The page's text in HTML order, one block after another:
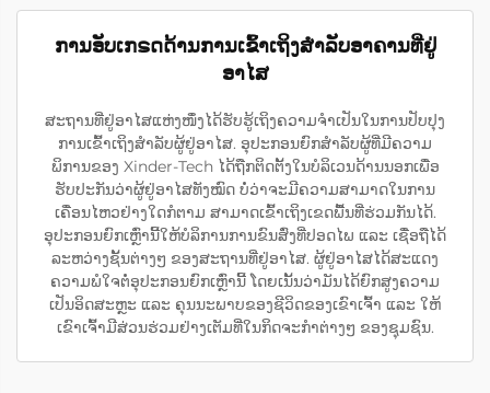
ການອັບເກຣດດ້ານການເຂົ້າເຖິງສຳລັບອາຄານທີ່ຢູ່
ອາໄສ
ສະຖານທີ່ຢູ່ອາໄສແຫ່ງໜຶ່ງໄດ້ຮັບຮູ້ເຖິງຄວາມຈຳເປັນໃນການປັບປຸງ
ການເຂົ້າເຖິງສຳລັບຜູ້ຢູ່ອາໄສ. ອຸປະກອນຍົກສຳລັບຜູ້ທີ່ມີຄວາມ
ພິການຂອງ Xinder-Tech ໄດ້ຖືກຕິດຕັ້ງໃນບໍລິເວນດ້ານນອກເພື່ອ
ຮັບປະກັນວ່າຜູ້ຢູ່ອາໄສທັງໝົດ ບໍ່ວ່າຈະມີຄວາມສາມາດໃນການ
ເຄື່ອນໄຫວຢ່າງໃດກໍຕາມ ສາມາດເຂົ້າເຖິງເຂດພື້ນທີ່ຮ່ວມກັນໄດ້.
ອຸປະກອນຍົກເຫຼົ່ານີ້ໃຫ້ບໍລິການການຂົນສົ່ງທີ່ປອດໄພ ແລະ ເຊື່ອຖືໄດ້
ລະຫວ່າງຊັ້ນຕ່າງໆ ຂອງສະຖານທີ່ຢູ່ອາໄສ. ຜູ້ຢູ່ອາໄສໄດ້ສະແດງ
ຄວາມພໍໃຈຕໍ່ອຸປະກອນຍົກເຫຼົ່ານີ້ ໂດຍເນັ້ນວ່າມັນໄດ້ຍົກສູງຄວາມ
ເປັນອິດສະຫຼະ ແລະ ຄຸນນະພາບຂອງຊີວິດຂອງເຂົາເຈົ້າ ແລະ ໃຫ້
ເຂົາເຈົ້າມີສ່ວນຮ່ວມຢ່າງເຕັມທີ່ໃນກິດຈະກຳຕ່າງໆ ຂອງຊຸມຊົນ.